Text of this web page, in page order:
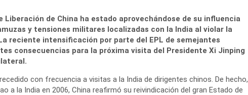
Liberación de China ha estado aprovechándose de su influencia
y tensiones militares localizadas con la India al violar la
reciente intensificación por parte del EPL de semejantes
consecuencias para la próxima visita del Presidente Xi Jinping
con frecuencia a visitas a la India de dirigentes chinos. De hecho,
a la India en 2006, China reafirmó su reivindicación del gran Estado de